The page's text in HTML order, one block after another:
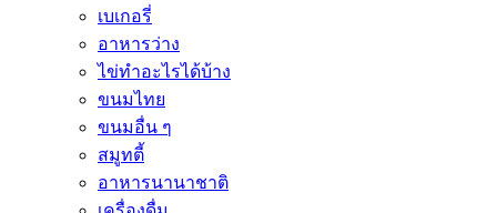
เบเกอรี่
อาหารว่าง
ไข่ทำอะไรได้บ้าง
ขนมไทย
ขนมอื่น ๆ
สมูทตี้
อาหารนานาชาติ